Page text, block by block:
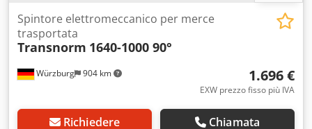
Würzburg 904 km
Spintore elettromeccanico per merce
trasportata
Transnorm 1640-1000 90°
1.696 €
EXW prezzo fisso più IVA
Richiedere Chiamata